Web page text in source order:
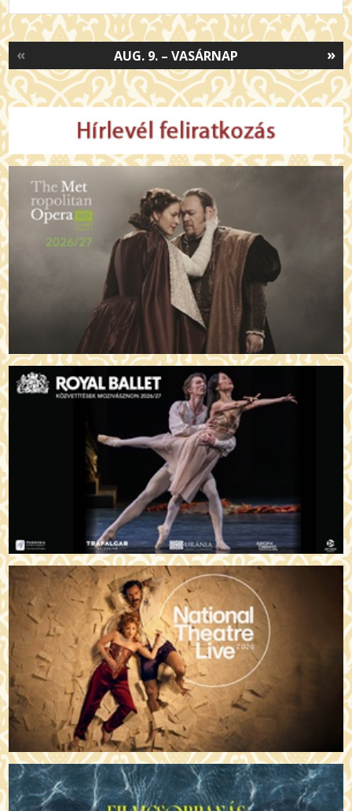
»
AUG. 9. – VASÁRNAP
«